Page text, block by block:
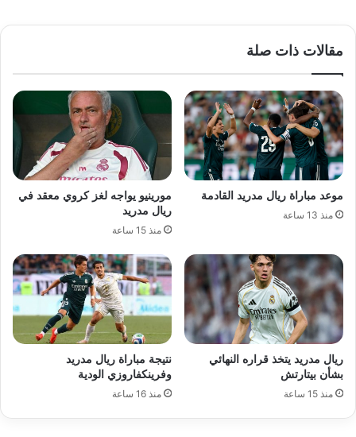
مقالات ذات صلة
موعد مباراة ريال مدريد القادمة
منذ 13 ساعة
مورينيو يواجه لغز كروي معقد في
ريال مدريد
منذ 15 ساعة
ريال مدريد يتخذ قراره النهائي
بشأن بيتارتش
منذ 15 ساعة
نتيجة مباراة ريال مدريد
وفرينكفاروزي الودية
منذ 16 ساعة